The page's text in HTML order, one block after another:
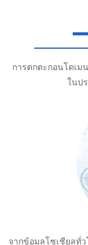
การตกตะกอนโดเม
ในป
จากข้อมูลโซเชียลทั่